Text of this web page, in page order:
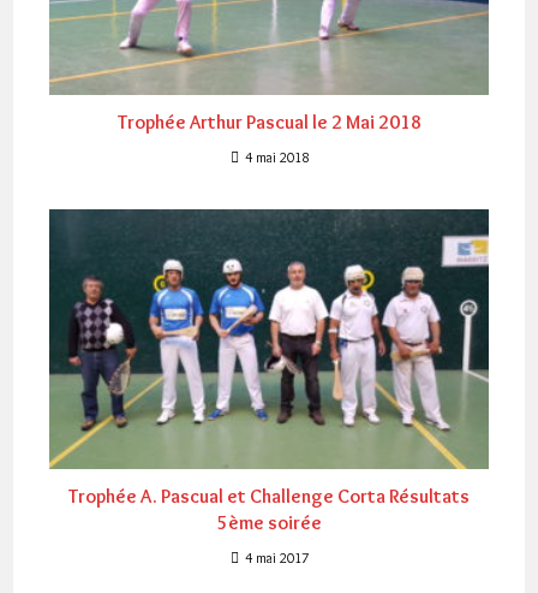
Trophée Arthur Pascual le 2 Mai 2018
4 mai 2018
Trophée A. Pascual et Challenge Corta Résultats
5ème soirée
4 mai 2017